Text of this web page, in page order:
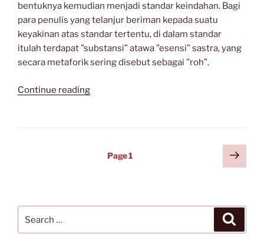
bentuknya kemudian menjadi standar keindahan. Bagi
para penulis yang telanjur beriman kepada suatu
keyakinan atas standar tertentu, di dalam standar
itulah terdapat ”substansi” atawa ”esensi” sastra, yang
secara metaforik sering disebut sebagai ”roh”.
Continue reading“Pantun
dan
Page1
Next
page